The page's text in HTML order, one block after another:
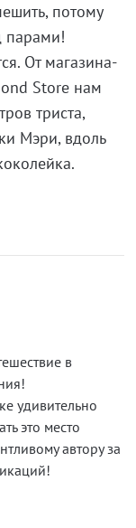
потому
парами!
От магазина-
Store нам
триста,
Мэри, вдоль
в
удивительно
это место
автору за